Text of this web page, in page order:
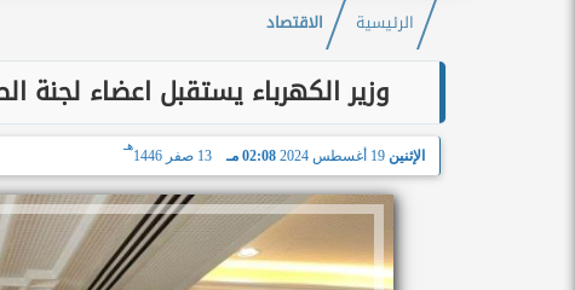
الرئيسية الاقتصاد
وزير الكهرباء يستقبل اعضاء لجنة
الإثنين 19 أغسطس 2024 02:08 مـ 13 صفر 1446
هـ